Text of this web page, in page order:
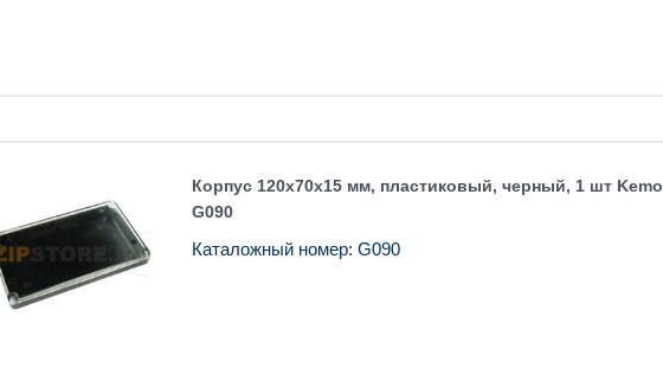
Корпус 120x70x15 мм, пластиковый, черный, 1 шт Kemo
G090
Каталожный номер: G090